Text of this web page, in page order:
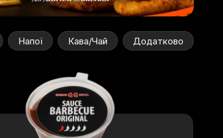
Напої Кава/Чай Додатково